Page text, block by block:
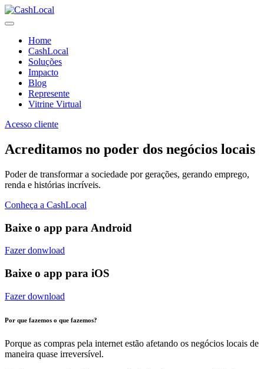
Home
CashLocal
Soluções
Impacto
Blog
Represente
Vitrine Virtual
Acesso cliente
Acreditamos no poder dos negócios locais
Poder de transformar a sociedade por gerações, gerando emprego,
renda e histórias incríveis.
Conheça a CashLocal
Baixe o app para Android
Fazer donwload
Baixe o app para iOS
Fazer download
Por que fazemos o que fazemos?
Porque as compras pela internet estão afetando os negócios locais de
maneira quase irreversível.